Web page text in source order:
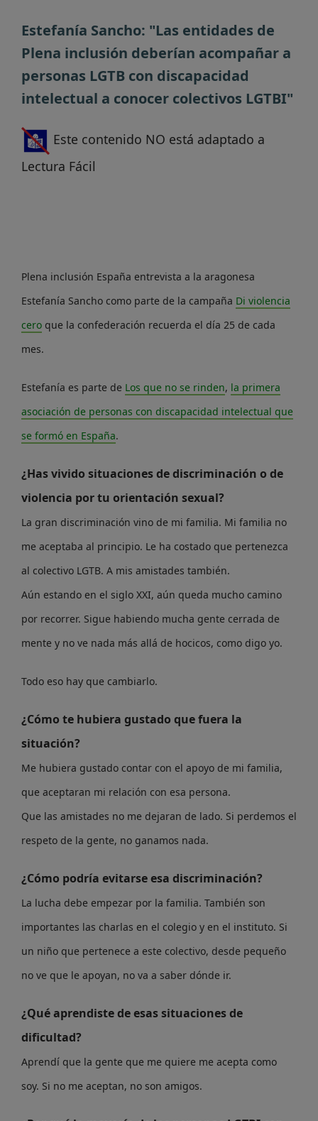
Estefanía Sancho: "Las entidades de
Plena inclusión deberían acompañar a
personas LGTB con discapacidad
intelectual a conocer colectivos LGTBI"
Este contenido NO está adaptado a
Lectura Fácil
Plena inclusión España entrevista a la aragonesa
Estefanía Sancho como parte de la campaña Di violencia
cero que la confederación recuerda el día 25 de cada
mes.
Estefanía es parte de Los que no se rinden, la primera
asociación de personas con discapacidad intelectual que
se formó en España.
¿Has vivido situaciones de discriminación o de
violencia por tu orientación sexual?
La gran discriminación vino de mi familia. Mi familia no
me aceptaba al principio. Le ha costado que pertenezca
al colectivo LGTB. A mis amistades también.
Aún estando en el siglo XXI, aún queda mucho camino
por recorrer. Sigue habiendo mucha gente cerrada de
mente y no ve nada más allá de hocicos, como digo yo.
Todo eso hay que cambiarlo.
¿Cómo te hubiera gustado que fuera la
situación?
Me hubiera gustado contar con el apoyo de mi familia,
que aceptaran mi relación con esa persona.
Que las amistades no me dejaran de lado. Si perdemos el
respeto de la gente, no ganamos nada.
¿Cómo podría evitarse esa discriminación?
La lucha debe empezar por la familia. También son
importantes las charlas en el colegio y en el instituto. Si
un niño que pertenece a este colectivo, desde pequeño
no ve que le apoyan, no va a saber dónde ir.
¿Qué aprendiste de esas situaciones de
dificultad?
Aprendí que la gente que me quiere me acepta como
soy. Si no me aceptan, no son amigos.